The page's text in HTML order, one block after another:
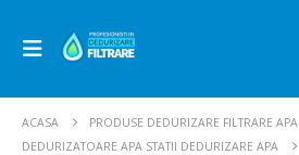
ACASA
PRODUSE DEDURIZARE FILTRARE APA
DEDURIZATOARE APA STATII DEDURIZARE APA